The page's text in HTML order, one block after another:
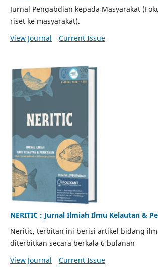
Jurnal Pengabdian kepada Masyarakat
riset ke masyarakat).
View Journal
Current Issue
NERITIC : Jurnal Ilmiah Ilmu Kelautan &
Neritic, terbitan ini berisi artikel bidang
diterbitkan secara berkala 6 bulanan
View Journal
Current Issue